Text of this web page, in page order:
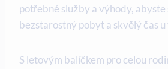
potřebné služby a výhody, ⁢abyste⁣
bezstarostný pobyt a skvělý čas⁢ u
S letovým balíčkem pro celou